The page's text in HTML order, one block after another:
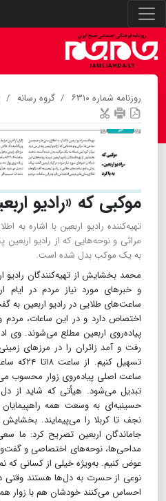
روزنامه شماره ۶۳۱۰ گروه رسانه
موکبی که «رادیو
تهیه‌کننده رادیو اربعین با اشاره به
مراثی و نوحه‌هایی که از رادیو
به یک موکب بدل شده است.
محمد بخشایش از تهیه‌کنندگان رادیو
و خبرهای مورد نیاز مردم در
ساعت‌های طلایی در رادیو اربعین به
اختصاص دارد و در این ساعات، مردم
پیاده‌روی اربعین مطلع می‌شوند. وی
رفت و آمد زائران را در مرزهای
تسهیل
ساعت اصلی پیاده‌روی زوار محسوب
تبدیل می‌شود. هیأتی که شاید از
حسینیه‌ای به وسعت همه
نجف تا کربلا را می‌پیمایند. بخشایش
جاماندگان اربعین تصریح کرد: ما
مداحی‌ها، نوحه‌های اختصاصی و
عوض کنیم. به‌ویژه خیلی از کسانی که
نوعی از حسرت به دل‌ها هستند وقتی
احساس می‌کنند خودشان هم با زوار